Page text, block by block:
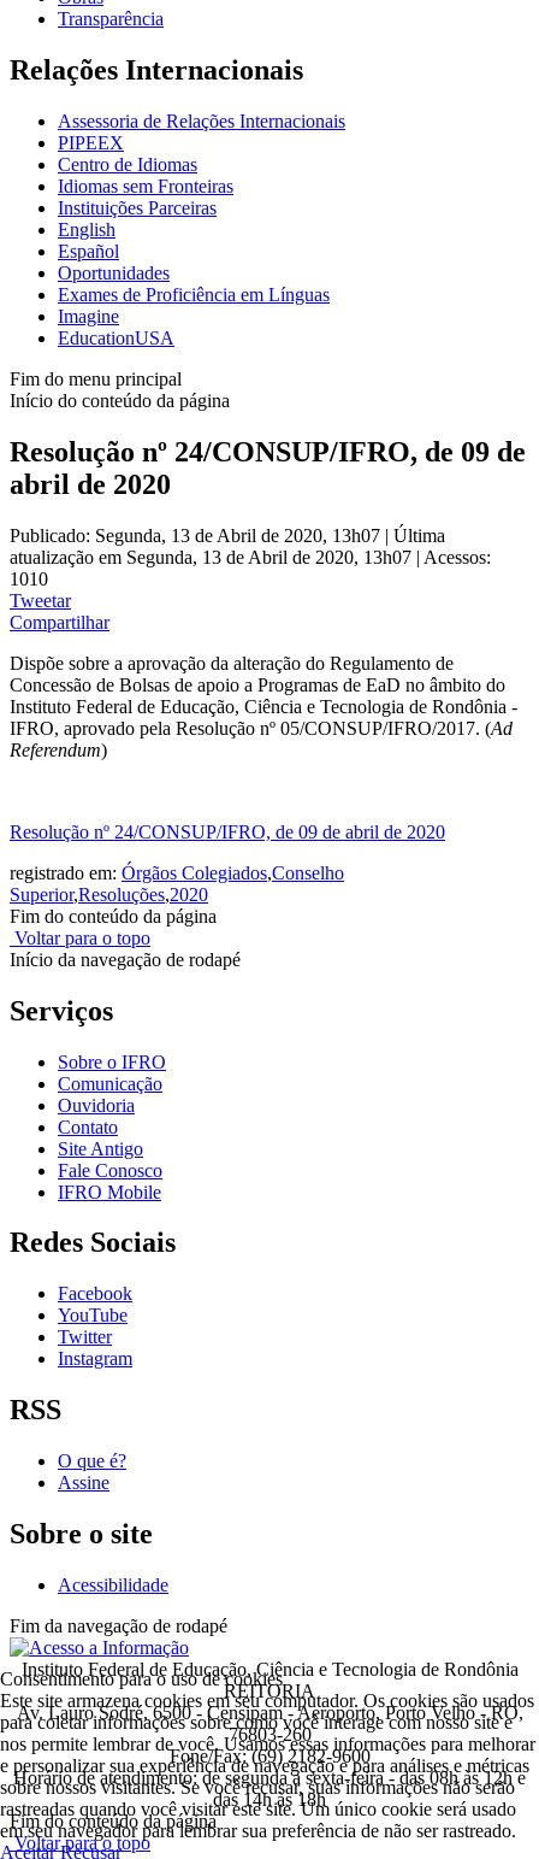
Transparência
Relações Internacionais
Assessoria de Relações Internacionais
PIPEEX
Centro de Idiomas
Idiomas sem Fronteiras
Instituições Parceiras
English
Español
Oportunidades
Exames de Proficiência em Línguas
Imagine
EducationUSA
Fim do menu principal
Início do conteúdo da página
Resolução nº 24/CONSUP/IFRO, de 09 de
abril de 2020
Publicado: Segunda, 13 de Abril de 2020, 13h07 | Última
atualização em Segunda, 13 de Abril de 2020, 13h07 | Acessos:
1010
Tweetar
Compartilhar
Dispõe sobre a aprovação da alteração do Regulamento de
Concessão de Bolsas de apoio a Programas de EaD no âmbito do
Instituto Federal de Educação, Ciência e Tecnologia de Rondônia -
IFRO, aprovado pela Resolução nº 05/CONSUP/IFRO/2017. (Ad
Referendum)
Resolução nº 24/CONSUP/IFRO, de 09 de abril de 2020
registrado em: Órgãos Colegiados,Conselho
Superior,Resoluções,2020
Fim do conteúdo da página
Voltar para o topo
Início da navegação de rodapé
Serviços
Sobre o IFRO
Comunicação
Ouvidoria
Contato
Site Antigo
Fale Conosco
IFRO Mobile
Redes Sociais
Facebook
YouTube
Twitter
Instagram
RSS
O que é?
Assine
Sobre o site
Acessibilidade
Fim da navegação de rodapé
Instituto Federal de Educação, Ciência e Tecnologia de Rondônia
REITORIA
Av. Lauro Sodré, 6500 - Censipam - Aeroporto, Porto Velho - RO,
76803-260
Fone/Fax: (69) 2182-9600
Horário de atendimento: de segunda a sexta-feira - das 08h às 12h e
das 14h às 18h
Fim do conteúdo da página
Voltar para o topo
Consentimento para o uso de cookies
Este site armazena cookies em seu computador. Os cookies são usados
para coletar informações sobre como você interage com nosso site e
nos permite lembrar de você. Usamos essas informações para melhorar
e personalizar sua experiência de navegação e para análises e métricas
sobre nossos visitantes. Se você recusar, suas informações não serão
rastreadas quando você visitar este site. Um único cookie será usado
em seu navegador para lembrar sua preferência de não ser rastreado.
Aceitar Recusar